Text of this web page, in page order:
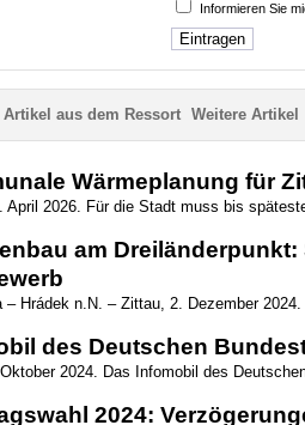
Informieren Sie
Weitere Artikel
Wärmeplanung für
April 2026. Für die Stadt muss bis
am
– Hrádek n.N. – Zittau, 2. Dezember
des Deutschen
2024. Das Infomobil des
2024: